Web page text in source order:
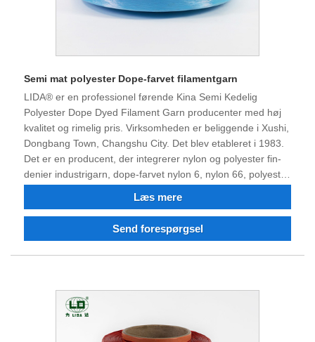
Semi mat polyester Dope-farvet filamentgarn
LIDA® er en professionel førende Kina Semi Kedelig
Polyester Dope Dyed Filament Garn producenter med høj
kvalitet og rimelig pris. Virksomheden er beliggende i Xushi,
Dongbang Town, Changshu City. Det blev etableret i 1983.
Det er en producent, der integrerer nylon og polyester fin-
denier industrigarn, dope-farvet nylon 6, nylon 66, polyester
nylon og polyester filament. Efter 40 års kamp og
produktkvaliteten vundet tillid og ros fra mange kunder. Vi
Læs mere
Send forespørgsel